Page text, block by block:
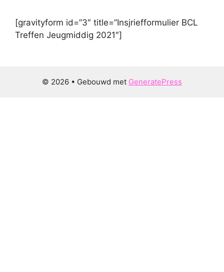
[gravityform id=”3″ title=”Insjriefformulier BCL
Treffen Jeugmiddig 2021″]
© 2026 • Gebouwd met GeneratePress